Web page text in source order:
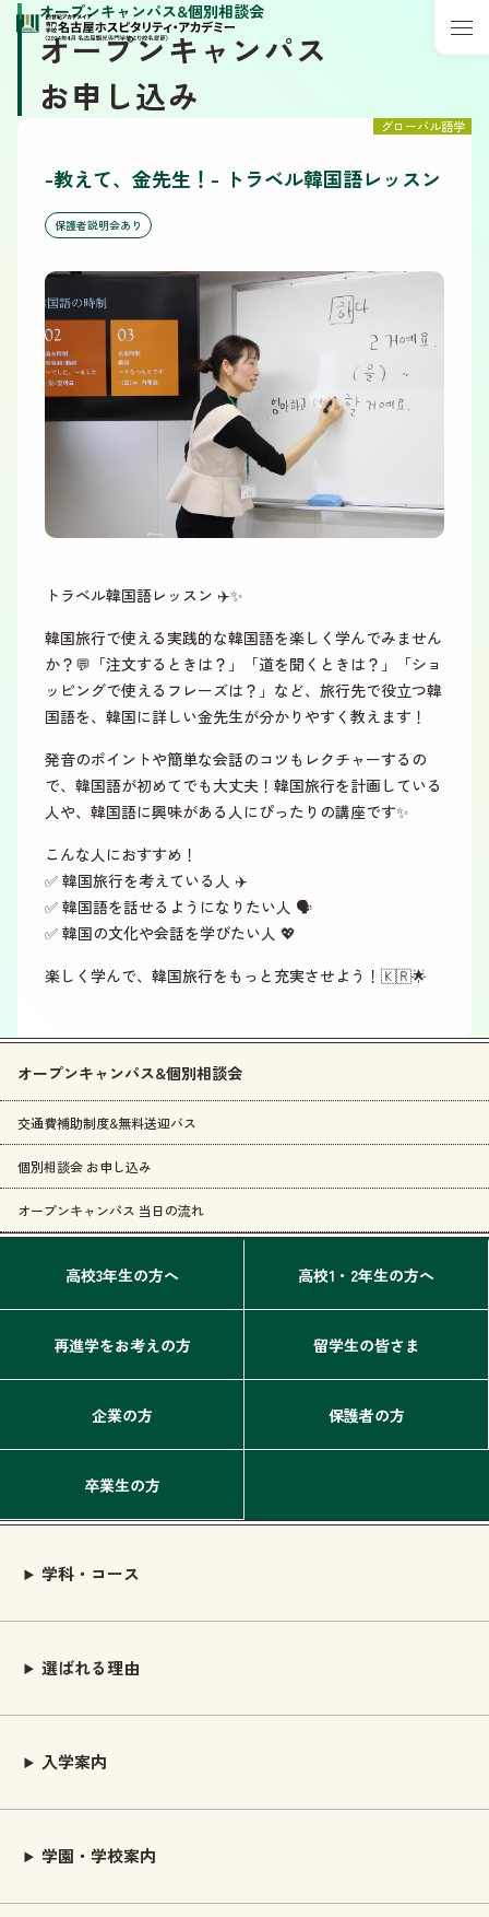
オープンキャンパス&個別相談会
オープンキャンパス
お申し込み
グローバル語学
-教えて、金先生！- トラベル韓国語レッスン
保護者説明会あり
トラベル韓国語レッスン ✈️✨
韓国旅行で使える実践的な韓国語を楽しく学んでみません
か？💬「注文するときは？」「道を聞くときは？」「ショ
ッピングで使えるフレーズは？」など、旅行先で役立つ韓
国語を、韓国に詳しい金先生が分かりやすく教えます！
発音のポイントや簡単な会話のコツもレクチャーするの
で、韓国語が初めてでも大丈夫！韓国旅行を計画している
人や、韓国語に興味がある人にぴったりの講座です✨
こんな人におすすめ！
✅ 韓国旅行を考えている人 ✈️
✅ 韓国語を話せるようになりたい人 🗣️
✅ 韓国の文化や会話を学びたい人 💖
楽しく学んで、韓国旅行をもっと充実させよう！🇰🇷🌟
オープンキャンパス&個別相談会
交通費補助制度&無料送迎バス
個別相談会 お申し込み
オープンキャンパス 当日の流れ
高校3年生の方へ 高校1・2年生の方へ
再進学をお考えの方 留学生の皆さま
企業の方 保護者の方
卒業生の方
学科・コース
選ばれる理由
入学案内
学園・学校案内